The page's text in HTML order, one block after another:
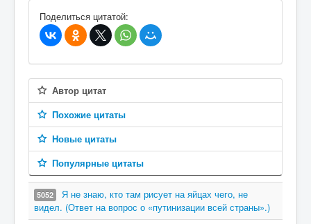
В избранное
Поделиться цитатой:
Автор цитат
Похожие цитаты
Новые цитаты
Популярные цитаты
5052
Я не знаю, кто там рисует на яйцах чего, не
видел. (Ответ на вопрос о «путинизации всей страны».)